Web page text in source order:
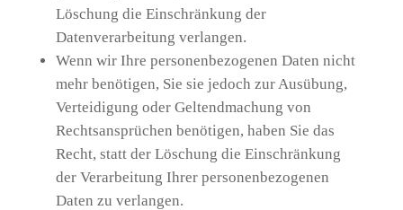
Löschung die Einschränkung der
Datenverarbeitung verlangen.
Wenn wir Ihre personenbezogenen Daten nicht
mehr benötigen, Sie sie jedoch zur Ausübung,
Verteidigung oder Geltendmachung von
Rechtsansprüchen benötigen, haben Sie das
Recht, statt der Löschung die Einschränkung
der Verarbeitung Ihrer personenbezogenen
Daten zu verlangen.